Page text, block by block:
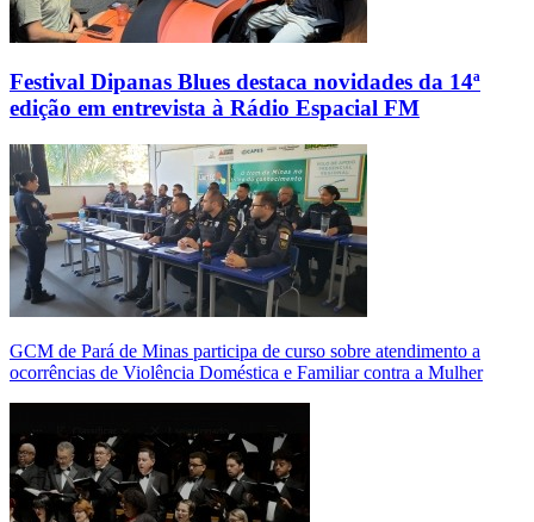
Festival Dipanas Blues destaca novidades da 14ª
edição em entrevista à Rádio Espacial FM
GCM de Pará de Minas participa de curso sobre atendimento a
ocorrências de Violência Doméstica e Familiar contra a Mulher